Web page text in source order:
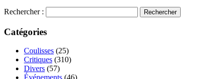
Rechercher :
Catégories
Coulisses (25)
Critiques (310)
Divers (57)